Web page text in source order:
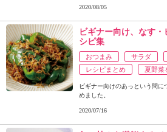
2020/08/05
ビギナー向け、なす
シピ集
おつまみ サラダ
レシピまとめ
夏野菜
ビギナー向けのあっという間に
めました。
2020/07/16